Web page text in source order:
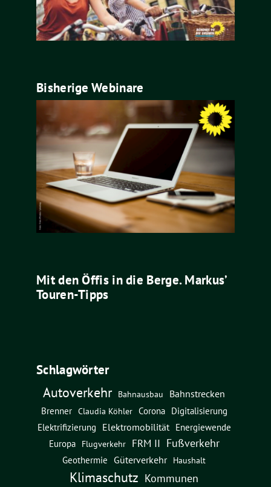
Bisherige Webinare
Mit den Öffis in die Berge. Markus’
Touren-Tipps
Schlagwörter
Autoverkehr Bahnausbau
Bahnstrecken
Brenner Claudia Köhler Corona
Digitalisierung
Elektrifizierung
Elektromobilität Energiewende
Europa Flugverkehr FRM II Fußverkehr
Geothermie Güterverkehr Haushalt
Klimaschutz Kommunen